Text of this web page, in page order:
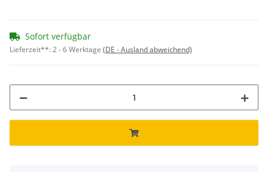
Sofort verfügbar
Lieferzeit**:2 - 6 Werktage (DE - Ausland abweichend)